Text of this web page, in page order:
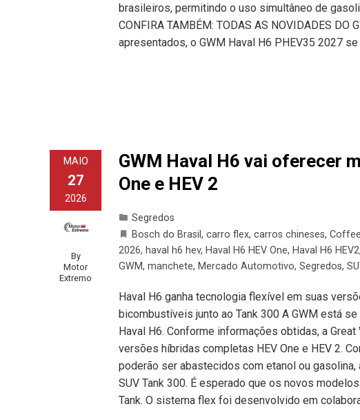
brasileiros, permitindo o uso simultâneo de
CONFIRA TAMBÉM: TODAS AS NOVIDADES
apresentados, o GWM Haval H6 PHEV35 2027
MAIO
27
2026
By
Motor
Extremo
GWM Haval H6 vai oferecer
One e HEV 2
Segredos
Bosch do Brasil , carro flex, carros chineses,
2026, haval h6 hev, Haval H6 HEV One, Haval H6 HEV2,
GWM, manchete, Mercado Automotivo, Segredos,
Haval H6 ganha tecnologia flexível em suas
bicombustíveis junto ao Tank 300 A GWM está
Haval H6. Conforme informações obtidas, a
versões híbridas completas HEV One e HEV 2.
poderão ser abastecidos com etanol ou
SUV Tank 300. É esperado que os novos
Tank. O sistema flex foi desenvolvido em